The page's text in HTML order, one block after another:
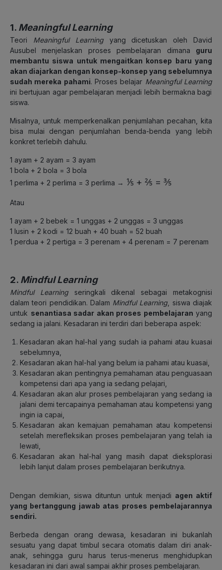
1. Meaningful Learning
Teori Meaningful Learning yang dicetuskan oleh David
Ausubel menjelaskan proses pembelajaran dimana guru
membantu siswa untuk mengaitkan konsep baru yang
akan diajarkan dengan konsep-konsep yang sebelumnya
sudah mereka pahami. Proses belajar Meaningful Learning
ini bertujuan agar pembelajaran menjadi lebih bermakna bagi
siswa.
Misalnya, untuk memperkenalkan penjumlahan pecahan, kita
bisa mulai dengan penjumlahan benda-benda yang lebih
konkret terlebih dahulu.
1 ayam + 2 ayam = 3 ayam
1 bola + 2 bola = 3 bola
1 perlima + 2 perlima = 3 perlima → ⅕ + ⅖ = ⅗
Atau
1 ayam + 2 bebek = 1 unggas + 2 unggas = 3 unggas
1 lusin + 2 kodi = 12 buah + 40 buah = 52 buah
1 perdua + 2 pertiga = 3 perenam + 4 perenam = 7 perenam
2. Mindful Learning
Mindful Learningseringkali dikenal sebagai metakognisi
dalam teori pendidikan. Dalam Mindful Learning , siswa diajak
untuk senantiasa sadar akan proses pembelajaran yang
sedang ia jalani. Kesadaran ini terdiri dari beberapa aspek:
Kesadaran akan hal-hal yang sudah ia pahami atau kuasai
sebelumnya,
Kesadaran akan hal-hal yang belum ia pahami atau kuasai,
Kesadaran akan pentingnya pemahaman atau penguasaan
kompetensi dari apa yang ia sedang pelajari,
Kesadaran akan alur proses pembelajaran yang sedang ia
jalani demi tercapainya pemahaman atau kompetensi yang
ingin ia capai,
Kesadaran akan kemajuan pemahaman atau kompetensi
setelah merefleksikan proses pembelajaran yang telah ia
lewati,
Kesadaran akan hal-hal yang masih dapat dieksplorasi
lebih lanjut dalam proses pembelajaran berikutnya.
Dengan demikian, siswa dituntun untuk menjadi agen aktif
yang bertanggung jawab atas proses pembelajarannya
sendiri.
Berbeda dengan orang dewasa, kesadaran ini bukanlah
sesuatu yang dapat timbul secara otomatis dalam diri anak-
anak, sehingga guru harus terus-menerus menghidupkan
kesadaran ini dari awal sampai akhir proses pembelajaran.